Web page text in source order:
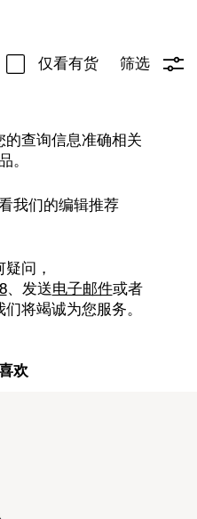
仅看有货 筛选
查询信息准确相关
。
我们的编辑推荐
问，
、发送电子邮件或者
们将竭诚为您服务。
欢